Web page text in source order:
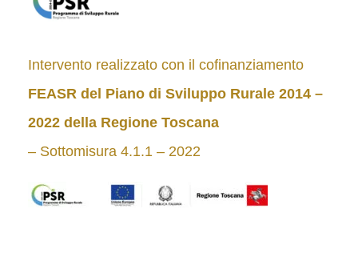
Intervento realizzato con il cofinanziamento
FEASR del Piano di Sviluppo Rurale 2014 –
2022 della Regione Toscana
– Sottomisura 4.1.1 – 2022